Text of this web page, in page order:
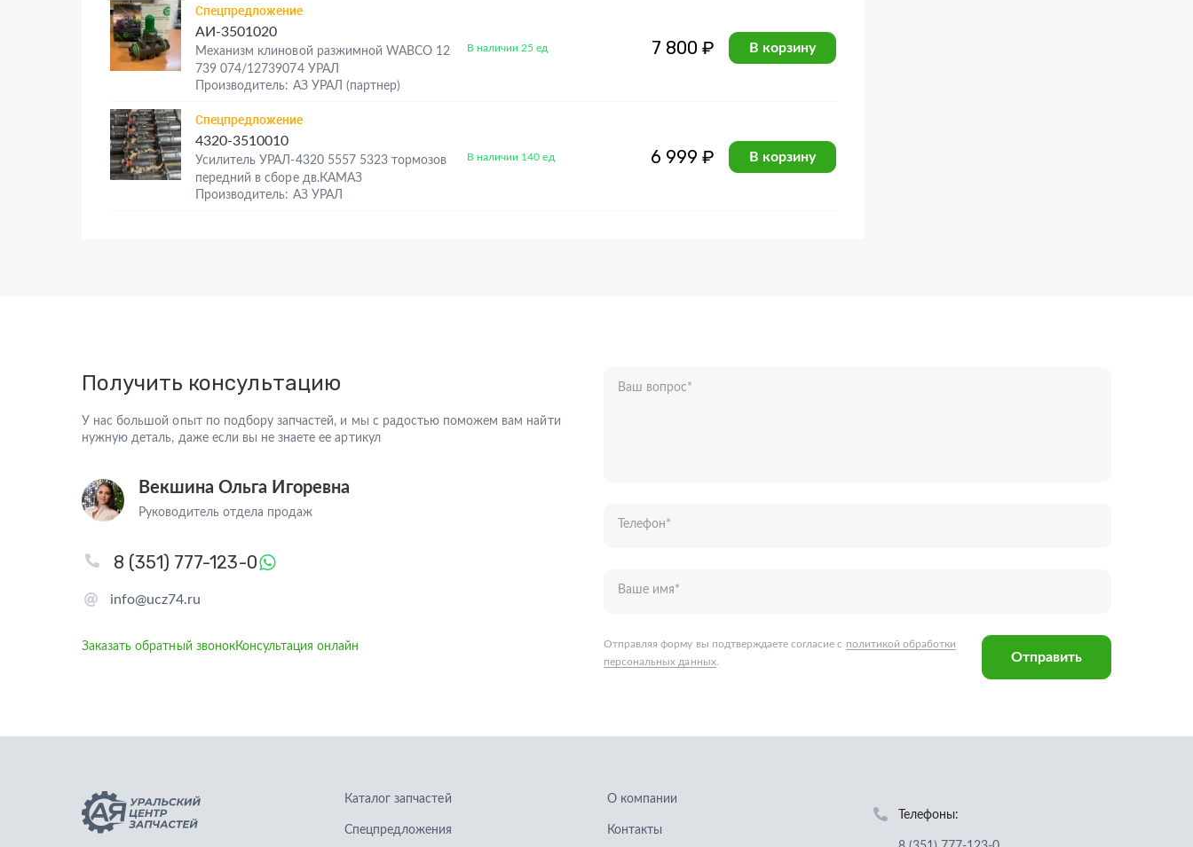
Спецпредложение
АИ-3501020
Механизм клиновой разжимной WABCO 12
739 074/12739074 УРАЛ
Производитель: АЗ УРАЛ (партнер)
В наличии 25 ед 7 800 ₽ В корзину
Спецпредложение
4320-3510010
Усилитель УРАЛ-4320 5557 5323 тормозов
передний в сборе дв.КАМАЗ
Производитель: АЗ УРАЛ
В наличии 140 ед 6 999 ₽ В корзину
Получить консультацию
У нас большой опыт по подбору запчастей, и мы с радостью поможем вам найти
нужную деталь, даже если вы не знаете ее артикул
Векшина Ольга Игоревна
Руководитель отдела продаж
info@ucz74.ru
8 (351) 777-123-0
Заказать обратный звонокКонсультация онлайн
Ваш вопрос*
Запчасти для грузовых автомобилей
Спецпредложения
Графические каталоги
Контакты
Гарантии
8 (351) 777-123-0